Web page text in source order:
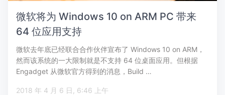
微软将为 Windows 10 on ARM PC 带来
64 位应用支持
微软去年底已经联合合作伙伴宣布了 Windows 10 on ARM，
然而该系统的一大限制就是不支持 64 位桌面应用。但根据
Engadget 从微软官方得到的消息，Build …
2018 年 4 月 6 日, 6:46 上午